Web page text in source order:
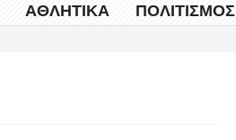
ΑΘΛΗΤΙΚΆ ΠΟΛΙΤΙΣΜΌΣ